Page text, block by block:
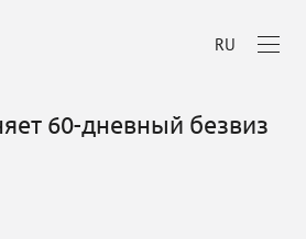
RU
60-дневный безвиз